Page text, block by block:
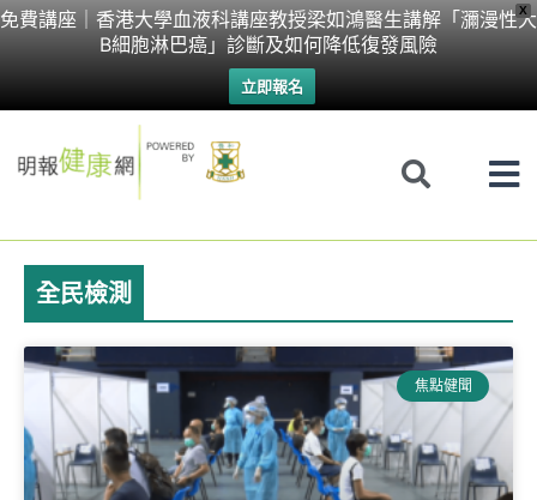
X
免費講座｜香港大學血液科講座教授梁如鴻醫生講解「瀰漫性大
B細胞淋巴癌」診斷及如何降低復發風險
立即報名
Skip
全民檢測
焦點健聞
PagePagePage